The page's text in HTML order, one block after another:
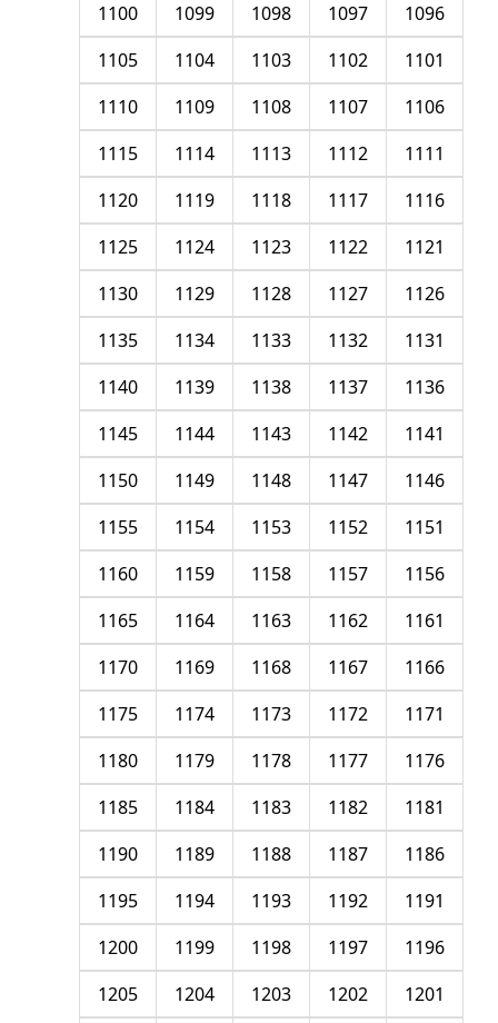
1096
1097
1098
1099
1100
1101
1102
1103
1104
1105
1106
1107
1108
1109
1110
1111
1112
1113
1114
1115
1116
1117
1118
1119
1120
1121
1122
1123
1124
1125
1126
1127
1128
1129
1130
1131
1132
1133
1134
1135
1136
1137
1138
1139
1140
1141
1142
1143
1144
1145
1146
1147
1148
1149
1150
1151
1152
1153
1154
1155
1156
1157
1158
1159
1160
1161
1162
1163
1164
1165
1166
1167
1168
1169
1170
1171
1172
1173
1174
1175
1176
1177
1178
1179
1180
1181
1182
1183
1184
1185
1186
1187
1188
1189
1190
1191
1192
1193
1194
1195
1196
1197
1198
1199
1200
1201
1202
1203
1204
1205